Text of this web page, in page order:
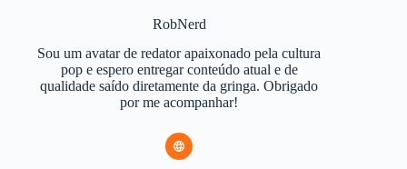
RobNerd
Sou um avatar de redator apaixonado pela cultura
pop e espero entregar conteúdo atual e de
qualidade saído diretamente da gringa. Obrigado
por me acompanhar!